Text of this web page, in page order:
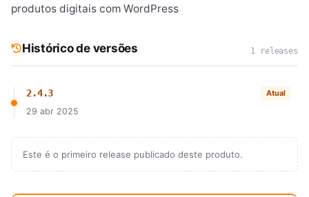
produtos digitais com WordPress
Histórico de versões 1 releases
2.4.3 Atual
29 abr 2025
Este é o primeiro release publicado deste produto.